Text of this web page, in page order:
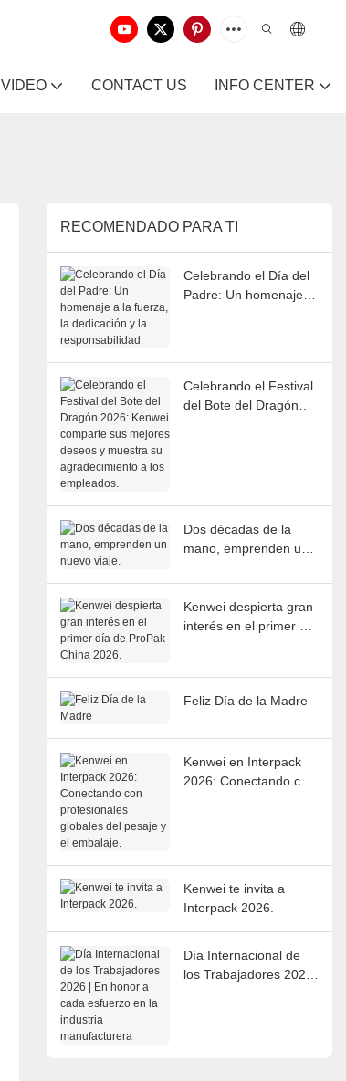
VIDEO CONTACT US INFO CENTER
RECOMENDADO PARA TI
Celebrando el Día del
Padre: Un homenaje a
Celebrando el Festival
del Bote del Dragón
Dos décadas de la
mano, emprenden un
Kenwei despierta gran
interés en el primer día
Feliz Día de la Madre
Kenwei en Interpack
2026: Conectando con
Kenwei te invita a
Interpack 2026.
Día Internacional de
los Trabajadores 2026